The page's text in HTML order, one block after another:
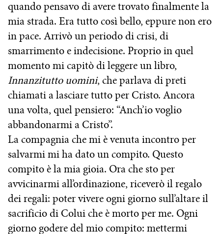
quando pensavo di avere trovato finalmente la
mia strada. Era tutto così bello, eppure non ero
in pace. Arrivò un periodo di crisi, di
smarrimento e indecisione. Proprio in quel
momento mi capitò di leggere un libro,
Innanzitutto uomini, che parlava di preti
chiamati a lasciare tutto per Cristo. Ancora
una volta, quel pensiero: “Anch’io voglio
abbandonarmi a Cristo”.
La compagnia che mi è venuta incontro per
salvarmi mi ha dato un compito. Questo
compito è la mia gioia. Ora che sto per
avvicinarmi all’ordinazione, riceverò il regalo
dei regali: poter vivere ogni giorno sull’altare il
sacrificio di Colui che è morto per me. Ogni
giorno godere del mio compito: mettermi